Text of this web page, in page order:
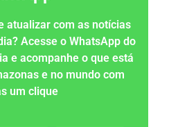
atualizar com as notícias
Acesse o WhatsApp do
e acompanhe o que está
e no mundo com
um clique